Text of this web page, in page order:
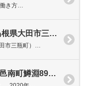
き方…
国民宿舎 さんべ荘（島根県大田市三瓶町）
市三瓶町）…
一久庵（島根県邑智郡邑南町鱒淵895-2）